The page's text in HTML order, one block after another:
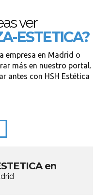
ver
ESTETICA?
empresa en Madrid o
más en nuestro portal.
antes con HSH Estética
en